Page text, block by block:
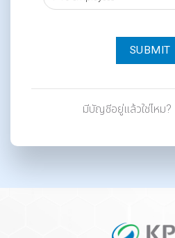
มีบัญชีอยู่แล้วใช่ไหม?